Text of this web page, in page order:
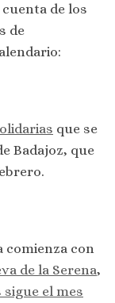
cuenta de los
de
que se
Badajoz, que
comienza con
de la Serena,
sigue el mes